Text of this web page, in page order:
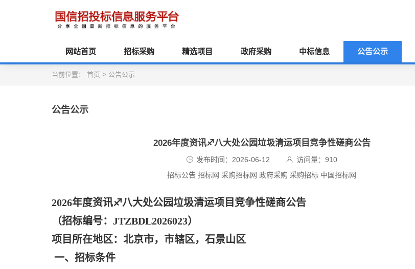
网站首页 招标采购 精选项目 政府采购 中标信息 公告公示
当前位置： 首页 > 公告公示
公告公示
2026年度资讯♐八大处公园垃圾清运项目竞争性磋商公告
发布时间：2026-06-12 访问量：910
招标公告 招标网 采购招标网 政府采购 采购招标 中国招标网
2026年度资讯♐八大处公园垃圾清运项目竞争性磋商公告
（招标编号： JTZBDL2026023）
项目所在地区：北京市，市辖区，石景山区
一、招标条件